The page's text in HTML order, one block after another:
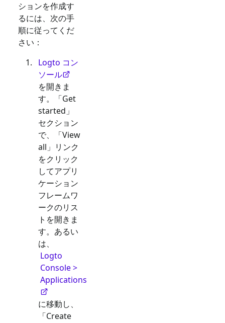
ションを作成す
るには、次の手
順に従ってくだ
さい：
Logto コン
ソール
を開きま
す。「Get
started」
セクション
で、「View
all」リンク
をクリック
してアプリ
ケーション
フレームワ
ークのリス
トを開きま
す。あるい
は、
Logto
Console >
Applications
に移動し、
「Create